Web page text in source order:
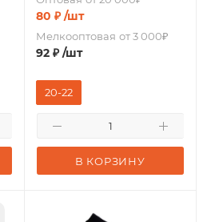
80 ₽ /шт
Мелкооптовая от 3 000₽
92₽ /шт
В КОРЗИНУ
20-22